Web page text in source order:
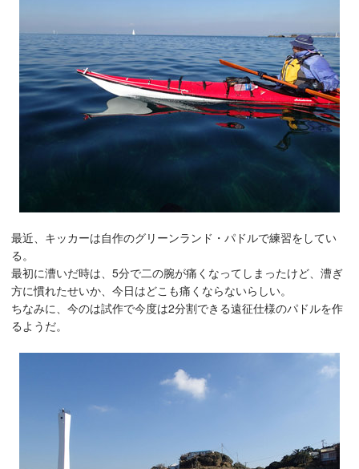
最近、キッカーは自作のグリーンランド・パドルで練習をしてい
る。
最初に漕いだ時は、5分で二の腕が痛くなってしまったけど、漕ぎ
方に慣れたせいか、今日はどこも痛くならないらしい。
ちなみに、今のは試作で今度は2分割できる遠征仕様のパドルを作
るようだ。